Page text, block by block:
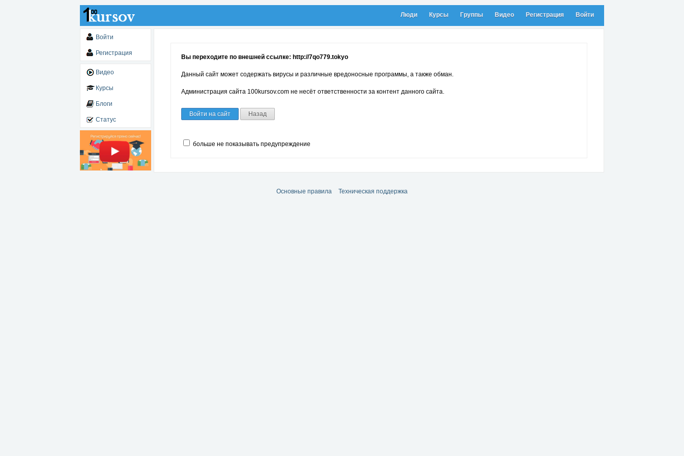
Люди Курсы Группы Видео Регистрация Войти
Войти
Регистрация
Видео
Курсы
Блоги
Статус
Вы переходите по внешней ссылке: http://7qo779.tokyo
Данный сайт может содержать вирусы и различные вредоносные программы, а также обман.
Администрация сайта 100kursov.com не несёт ответственности за контент данного сайта.
Войти на сайт Назад
больше не показывать предупреждение
Основные правила Техническая поддержка